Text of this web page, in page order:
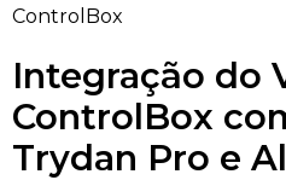
Loja online
ControlBox
Integração do
ControlBox
Trydan Pro e